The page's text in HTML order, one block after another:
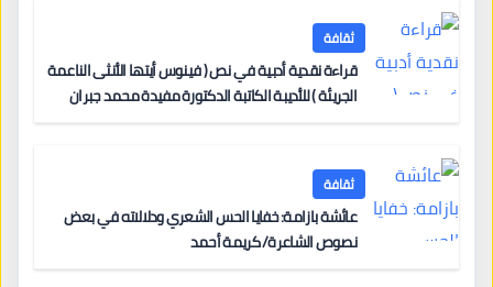
ثقافة
قراءة نقدية أدبية في نص ( فينوس أيتها الأنثى الناعمة
الجريئة ) للأديبة الكاتبة الدكتورة مفيدة محمد جبران
ثقافة
عائشة بازامة: خفايا الحس الشعري ودلالاته في بعض
نصوص الشاعرة/ كريمة أحمد